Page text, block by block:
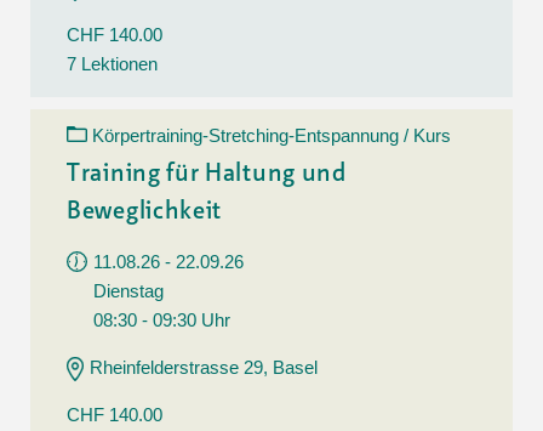
CHF 140.00
7 Lektionen
Körpertraining-Stretching-Entspannung / Kurs
Training für Haltung und
Beweglichkeit
11.08.26 - 22.09.26
Dienstag
08:30 - 09:30 Uhr
Rheinfelderstrasse 29, Basel
CHF 140.00